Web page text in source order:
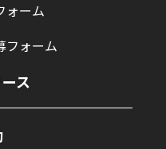
ォーム
フォーム
ス